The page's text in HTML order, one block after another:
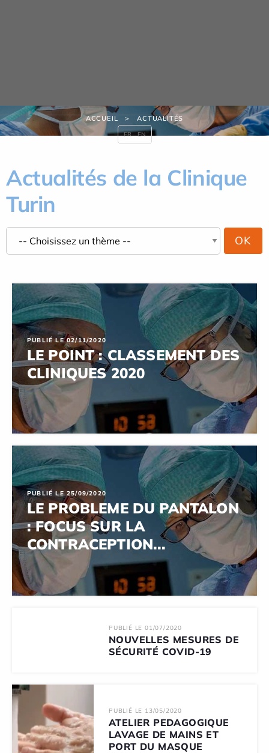
ACCUEIL ACTUALITÉS
Actualités de la Clinique
Turin
PUBLIÉ LE 02/11/2020
LE POINT : CLASSEMENT DES
CLINIQUES 2020
PUBLIÉ LE 25/09/2020
LE PROBLEME DU PANTALON
: FOCUS SUR LA
CONTRACEPTION...
PUBLIÉ LE 01/07/2020
NOUVELLES MESURES DE
SÉCURITÉ COVID-19
PUBLIÉ LE 13/05/2020
ATELIER PEDAGOGIQUE
LAVAGE DE MAINS ET
PORT DU MASQUE
FR EN